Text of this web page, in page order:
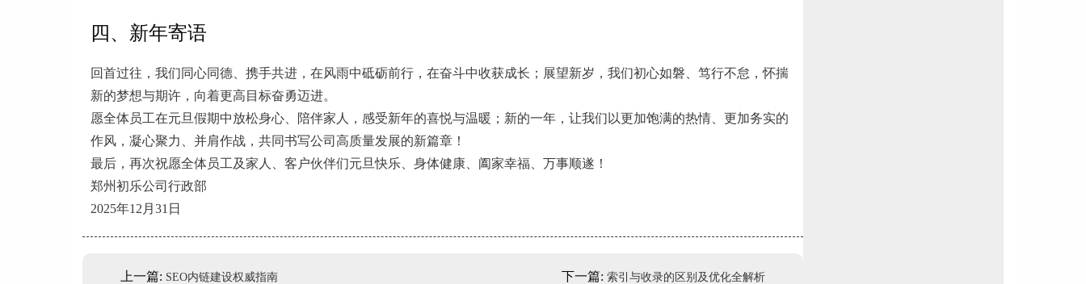
四、新年寄语
回首过往，我们同心同德、携手共进，在风雨中砥砺前行，在奋斗中收获成长；展望新岁，我们初心如磐、笃行不怠，怀揣
新的梦想与期许，向着更高目标奋勇迈进。
愿全体员工在元旦假期中放松身心、陪伴家人，感受新年的喜悦与温暖；新的一年，让我们以更加饱满的热情、更加务实的
作风，凝心聚力、并肩作战，共同书写公司高质量发展的新篇章！
最后，再次祝愿全体员工及家人、客户伙伴们元旦快乐、身体健康、阖家幸福、万事顺遂！
郑州初乐公司行政部
2025年12月31日
上一篇: SEO内链建设权威指南 下一篇: 索引与收录的区别及优化全解析